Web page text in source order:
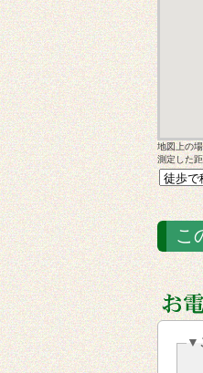
地図上の
測定した
こ
▼